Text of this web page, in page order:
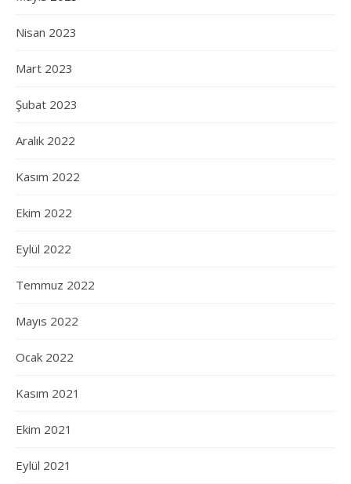
Nisan 2023
Mart 2023
Şubat 2023
Aralık 2022
Kasım 2022
Ekim 2022
Eylül 2022
Temmuz 2022
Mayıs 2022
Ocak 2022
Kasım 2021
Ekim 2021
Eylül 2021